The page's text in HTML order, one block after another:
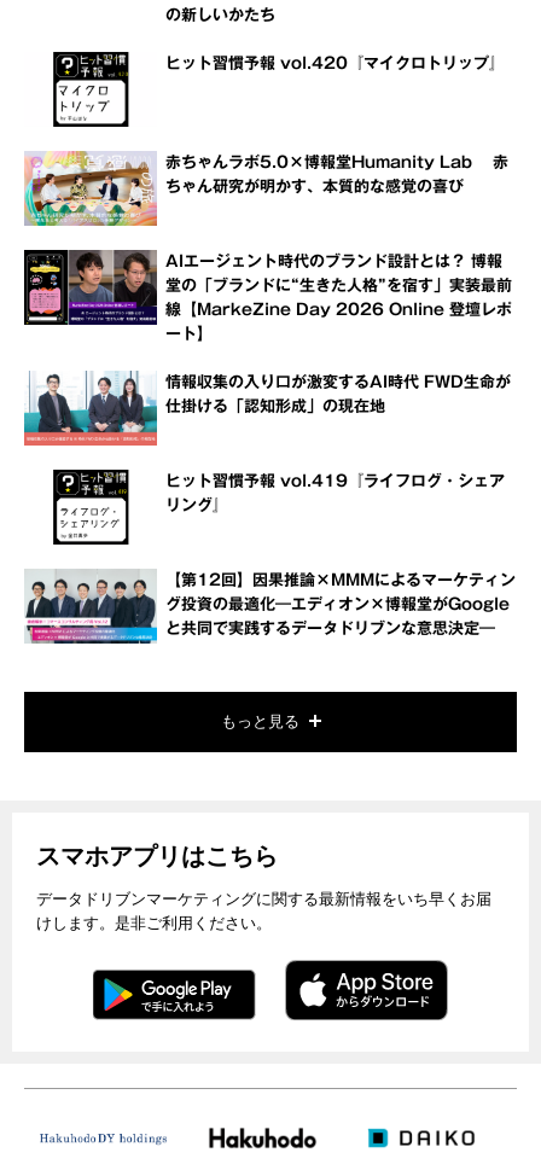
の新しいかたち
ヒット習慣予報 vol.420『マイクロトリップ』
赤ちゃんラボ5.0×博報堂Humanity Lab 赤
ちゃん研究が明かす、本質的な感覚の喜び
AIエージェント時代のブランド設計とは？ 博報
堂の「ブランドに“生きた人格”を宿す」実装最前
線【MarkeZine Day 2026 Online 登壇レポ
ート】
情報収集の入り口が激変するAI時代 FWD生命が
仕掛ける「認知形成」の現在地
ヒット習慣予報 vol.419『ライフログ・シェア
リング』
【第12回】因果推論×MMMによるマーケティン
グ投資の最適化―エディオン×博報堂がGoogle
と共同で実践するデータドリブンな意思決定―
もっと見る
スマホアプリはこちら
データドリブンマーケティングに関する最新情報をいち早くお届
けします。是非ご利用ください。